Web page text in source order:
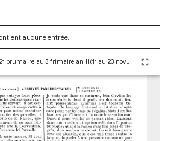
aucune entrée.
Tome LXXIX - Du 21 brumaire au 3 frimaire an II (11 au 23 novembre 1793)